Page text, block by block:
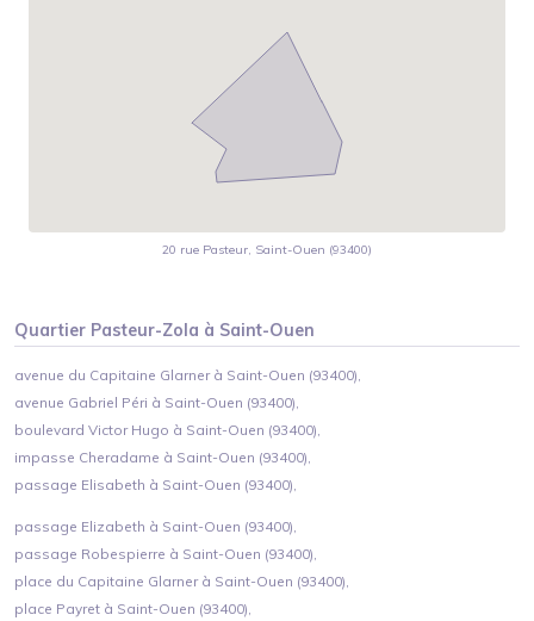
20 rue Pasteur, Saint-Ouen (93400)
Quartier Pasteur-Zola à Saint-Ouen
avenue du Capitaine Glarner à Saint-Ouen (93400),
avenue Gabriel Péri à Saint-Ouen (93400),
boulevard Victor Hugo à Saint-Ouen (93400),
impasse Cheradame à Saint-Ouen (93400),
passage Elisabeth à Saint-Ouen (93400),
passage Elizabeth à Saint-Ouen (93400),
passage Robespierre à Saint-Ouen (93400),
place du Capitaine Glarner à Saint-Ouen (93400),
place Payret à Saint-Ouen (93400),